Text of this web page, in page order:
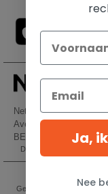
Netenders Belgium SRL
Avenue Hermann-
BE61 3632 1629 8017
Dit is GEEN retouradres.
Wettelijke
Gebruiksvoorwaarden
Ja,
Nee